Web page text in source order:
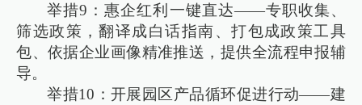
举措9：惠企红利一键直达——专职收集、
筛选政策，翻译成白话指南、打包成政策工具
包、依据企业画像精准推送，提供全流程申报辅
导。
举措10：开展园区产品循环促进行动——建